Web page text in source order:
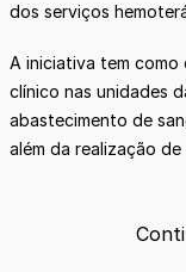
dos serviços
A iniciativa tem
clínico nas unidades
abastecimento de
além da realização